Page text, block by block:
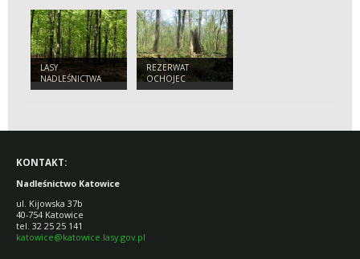
LASY
NADLEŚNICTWA
KATOWICE
REZERWAT
OCHOJEC
KONTAKT:
Nadleśnictwo Katowice
ul. Kijowska 37b
40-754 Katowice
tel. 32 25 25 141
katowice@katowice.lasy.gov.pl